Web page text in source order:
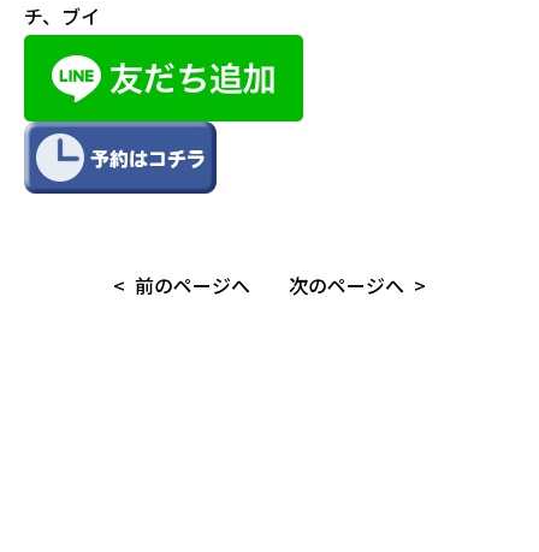
チ、ブイ
投 前のページへ 次のページへ